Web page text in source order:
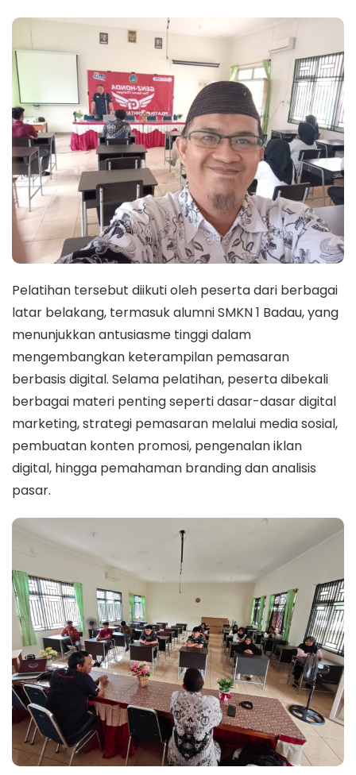
Pelatihan tersebut diikuti oleh peserta dari berbagai
latar belakang, termasuk alumni SMKN 1 Badau, yang
menunjukkan antusiasme tinggi dalam
mengembangkan keterampilan pemasaran
berbasis digital. Selama pelatihan, peserta dibekali
berbagai materi penting seperti dasar-dasar digital
marketing, strategi pemasaran melalui media sosial,
pembuatan konten promosi, pengenalan iklan
digital, hingga pemahaman branding dan analisis
pasar.